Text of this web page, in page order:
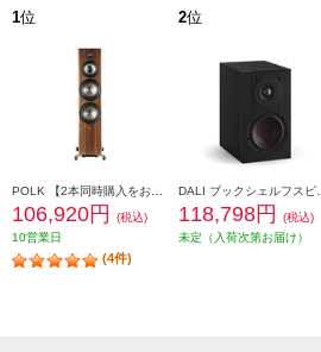
1位
106,920円
(税込)
10営業日
(4件)
2位
118,798円
(税込)
未定（入荷次第お届け）